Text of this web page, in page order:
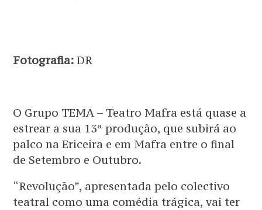
Fotografia: DR
O Grupo TEMA – Teatro Mafra está quase a
estrear a sua 13ª produção, que subirá ao
palco na Ericeira e em Mafra entre o final
de Setembro e Outubro.
“Revolução”, apresentada pelo colectivo
teatral como uma comédia trágica, vai ter